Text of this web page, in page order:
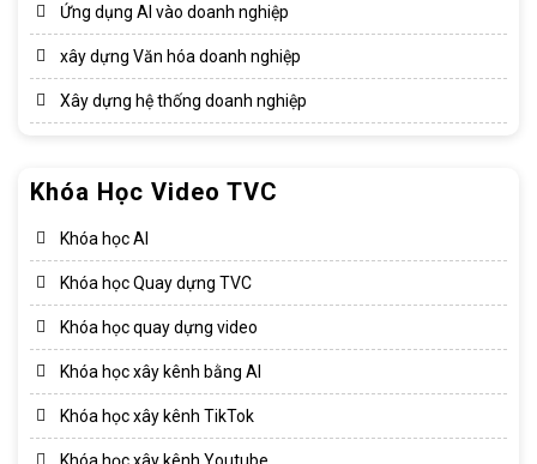
Ứng dụng AI vào doanh nghiệp
xây dựng Văn hóa doanh nghiệp​
Xây dựng hệ thống doanh nghiệp​
Khóa Học Video TVC
Khóa học AI
Khóa học Quay dựng TVC
Khóa học quay dựng video
Khóa học xây kênh bằng AI
Khóa học xây kênh TikTok
Khóa học xây kênh Youtube